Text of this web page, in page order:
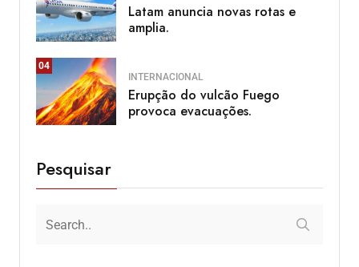
Latam anuncia novas rotas e
amplia.
04
INTERNACIONAL
Erupção do vulcão Fuego
provoca evacuações.
Pesquisar